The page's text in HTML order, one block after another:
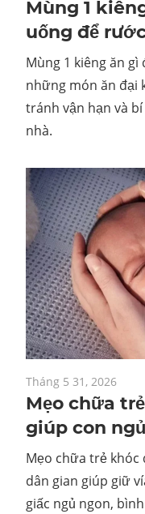
Mùng 1
uống để
Mùng 1 kiêng ăn
những món ăn đại
tránh vận hạn và
nhà.
Tháng 5 31, 2026
Mẹo chữa
giúp con
Mẹo chữa trẻ
dân gian giúp giữ
giấc ngủ ngon,